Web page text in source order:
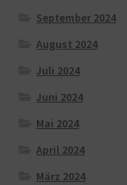
September 2024
August 2024
Juli 2024
Juni 2024
Mai 2024
April 2024
März 2024